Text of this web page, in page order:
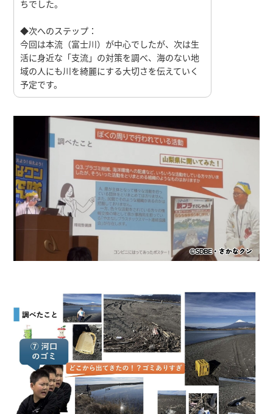
ちでした。
◆次へのステップ：
今回は本流（富士川）が中心でしたが、次は生
活に身近な「支流」の対策を調べ、海のない地
域の人にも川を綺麗にする大切さを伝えていく
予定です。